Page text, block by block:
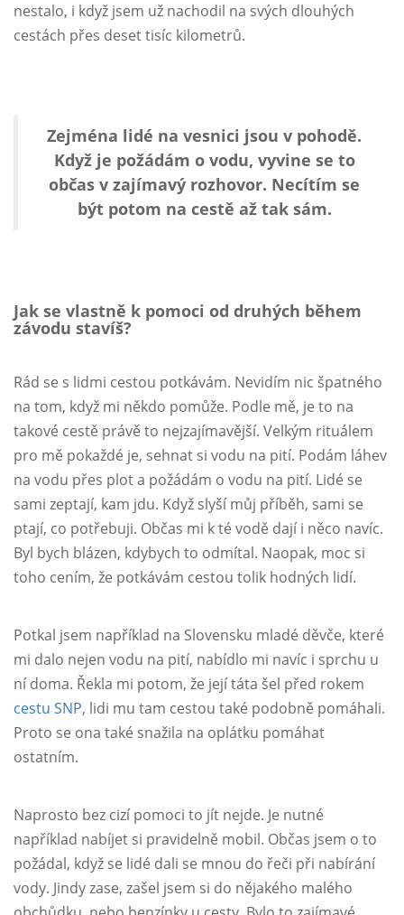
nestalo, i když jsem už nachodil na svých dlouhých
cestách přes deset tisíc kilometrů.
Zejména lidé na vesnici jsou v pohodě.
Když je požádám o vodu, vyvine se to
občas v zajímavý rozhovor. Necítím se
být potom na cestě až tak sám.
Jak se vlastně k pomoci od druhých během
závodu stavíš?
Rád se s lidmi cestou potkávám. Nevidím nic špatného
na tom, když mi někdo pomůže. Podle mě, je to na
takové cestě právě to nejzajímavější. Velkým rituálem
pro mě pokaždé je, sehnat si vodu na pití. Podám láhev
na vodu přes plot a požádám o vodu na pití. Lidé se
sami zeptají, kam jdu. Když slyší můj příběh, sami se
ptají, co potřebuji. Občas mi k té vodě dají i něco navíc.
Byl bych blázen, kdybych to odmítal. Naopak, moc si
toho cením, že potkávám cestou tolik hodných lidí.
Potkal jsem například na Slovensku mladé děvče, které
mi dalo nejen vodu na pití, nabídlo mi navíc i sprchu u
ní doma. Řekla mi potom, že její táta šel před rokem
cestu SNP, lidi mu tam cestou také podobně pomáhali.
Proto se ona také snažila na oplátku pomáhat
ostatním.
Naprosto bez cizí pomoci to jít nejde. Je nutné
například nabíjet si pravidelně mobil. Občas jsem o to
požádal, když se lidé dali se mnou do řeči při nabírání
vody. Jindy zase, zašel jsem si do nějakého malého